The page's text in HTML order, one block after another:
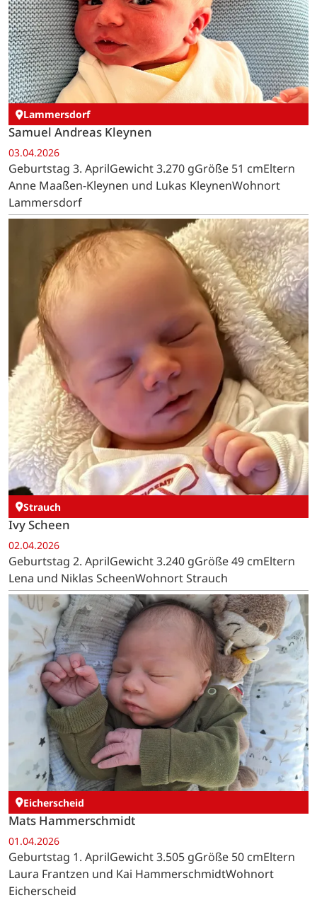
Lammersdorf
Samuel Andreas Kleynen
03.04.2026
Geburtstag 3. AprilGewicht 3.270 gGröße 51 cmEltern
Anne Maaßen-Kleynen und Lukas KleynenWohnort
Lammersdorf
Strauch
Ivy Scheen
02.04.2026
Geburtstag 2. AprilGewicht 3.240 gGröße 49 cmEltern
Lena und Niklas ScheenWohnort Strauch
Eicherscheid
Mats Hammerschmidt
01.04.2026
Geburtstag 1. AprilGewicht 3.505 gGröße 50 cmEltern
Laura Frantzen und Kai HammerschmidtWohnort
Eicherscheid